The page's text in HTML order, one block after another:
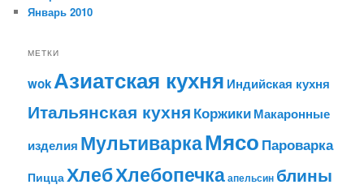
Январь 2010
МЕТКИ
wokАзиатская кухня Индийская кухня
Итальянская кухня КоржикиМакаронные
изделия МультиваркаМясо Пароварка
ПиццаХлебХлебопечкаапельсин блины